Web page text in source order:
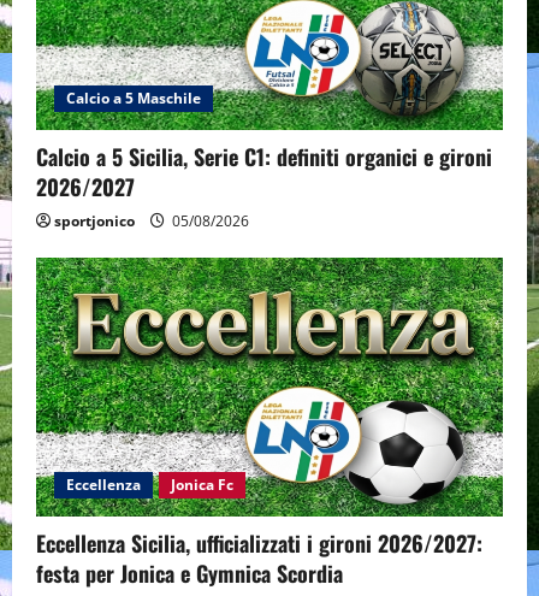
Calcio a 5 Maschile
Calcio a 5 Sicilia, Serie C1: definiti organici e gironi
2026/2027
sportjonico 05/08/2026
Eccellenza Jonica Fc
Eccellenza Sicilia, ufficializzati i gironi 2026/2027:
festa per Jonica e Gymnica Scordia